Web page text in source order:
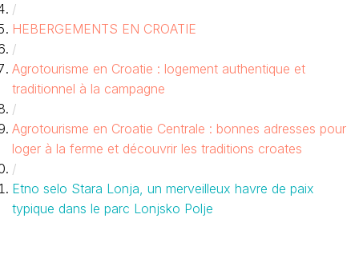
/
HEBERGEMENTS EN CROATIE
/
Agrotourisme en Croatie : logement authentique et
traditionnel à la campagne
/
Agrotourisme en Croatie Centrale : bonnes adresses pour
loger à la ferme et découvrir les traditions croates
/
Etno selo Stara Lonja, un merveilleux havre de paix
typique dans le parc Lonjsko Polje